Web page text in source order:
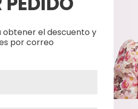
el descuento y
por correo